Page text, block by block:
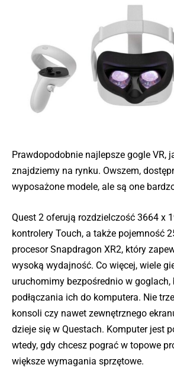
Prawdopodobnie najlepsze gogle VR,
znajdziemy na rynku. Owszem,
wyposażone modele, ale są one
Quest 2 oferują rozdzielczość 3664 x
kontrolery Touch, a także pojemność
procesor Snapdragon XR2, który
wysoką wydajność. Co więcej, wiele
uruchomimy bezpośrednio w goglach,
podłączania ich do komputera. Nie
konsoli czy nawet zewnętrznego
dzieje się w Questach. Komputer jest
wtedy, gdy chcesz pograć w topowe
większe wymagania sprzętowe.